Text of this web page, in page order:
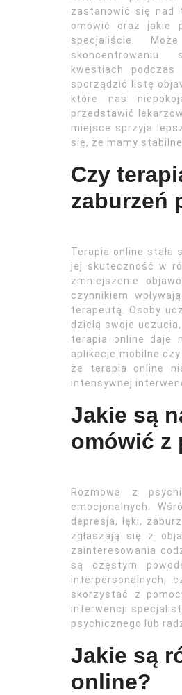
zastanowić się nad
omówić oraz jakie
specjaliście.
kwestiach
sporządzić listę
które nas
przedstawić
miejsce sprzyja
się, że mamy
Czy
zaburzeń
Terapia online stała
jej skuteczność w
zmniejszenie
czynnikiem
terapeutą. Osoby
dzielą swoje
terapia online daje
aplikacje mobilne
że terapia online
intensywnej
Jakie są
omówić z
Rozmowa z
emocjonalnych.
depresja, lęki,
zgłaszają się z
zainteresowania
są częstym
interpersonalnych,
skorzystać z
interwencji
psychicznego lub
Jakie są
online?